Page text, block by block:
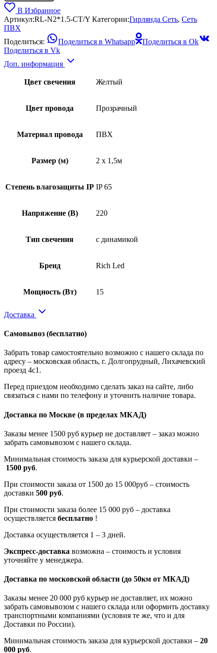
В Избранное
Артикул:RL-N2*1.5-CT/Y Категории:Гирлянда Сеть, Сеть
ПВХ
Поделиться:
Поделиться в Whatsapp
Поделиться в Ok
Поделиться в Vk
Доп. информация
Цвет свечения Желтый
Цвет провода Прозрачный
Материал провода ПВХ
Размер (м) 2 x 1,5м
Степень влагозащиты IP IP 65
Напряжение (В) 220
Тип свечения с динамикой
Бренд Rich Led
Мощность (Вт) 15
Доставка
Самовывоз (бесплатно)
Забрать товар самостоятельно возможно с нашего склада по
адресу – московская область, г. Долгопрудный, Лихачевский
проезд 4с1.
Перед приездом необходимо сделать заказ на сайте, либо
связаться с нами по телефону и уточнить наличие товара.
Доставка по Москве (в пределах МКАД)
Заказы менее 1500 руб курьер не доставляет – заказ можно
забрать самовывозом с нашего склада.
Минимальная стоимость заказа для курьерской доставки –
1500 руб.
При стоимости заказа от 1500 до 15 000руб – стоимость
доставки 500 руб.
При стоимости заказа более 15 000 руб – доставка
осуществляется бесплатно !
Доставка осуществляется 1 – 3 дней.
Экспресс-доставка возможна – стоимость и условия
уточняйте у менеджера.
Доставка по московской области (до 50км от МКАД)
Заказы менее 20 000 руб курьер не доставляет, их можно
забрать самовывозом с нашего склада или оформить доставку
транспортными компаниями (условия те же, что и для
Доставки по России).
Минимальная стоимость заказа для курьерской доставки – 20
000 руб.